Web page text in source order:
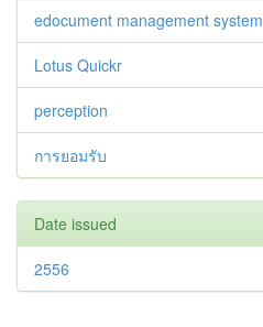
edocument management system
Lotus Quickr
perception
การยอมรับ
Date issued
2556